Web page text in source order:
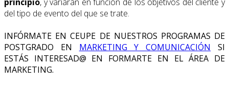
del tipo de evento del que se trate.
INFÓRMATE EN CEUPE DE NUESTROS PROGRAMAS DE
POSTGRADO EN MARKETING Y COMUNICACIÓN
SI
ESTÁS INTERESAD@ EN FORMARTE EN EL ÁREA DE
MARKETING.